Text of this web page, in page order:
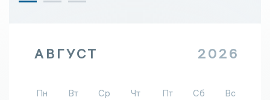
АВГУСТ 2026
Пн Вт Ср Чт Пт Сб
Вс